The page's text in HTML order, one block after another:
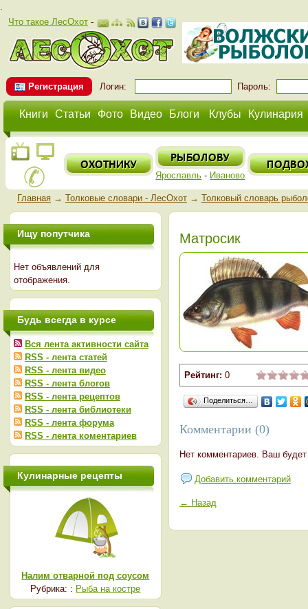
.
Что такое ЛесОхот-
Регистрация Логин: Пароль:
Книги Статьи Фото Видео Блоги Клубы Кулинария
Ярославль - Иваново
Главная→ Толковые словари - ЛесОхот→ Толковый словарь
Матросик
Рейтинг: 0
Поделиться…
Комментарии (0)
Нет комментариев. Ваш
Добавить комментарий
← Назад
Ищу попутчика
Нет объявлений для
отображения.
Будь всегда в курсе
Вся лента активности сайта
RSS - лента статей
RSS - лента видео
RSS - лента блогов
RSS - лента рецептов
RSS - лента библиотеки
RSS - лента форума
RSS - лента коментариев
Кулинарные рецепты
Налим отварной под соусом
Рубрика: : Рыба на костре